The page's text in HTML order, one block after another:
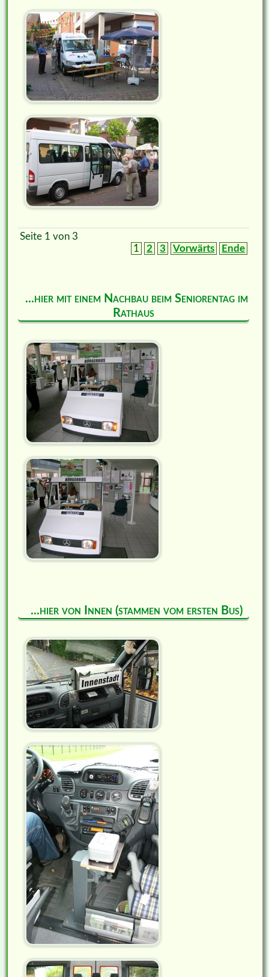
Seite 1 von 3
1
2 3 Vorwärts Ende
...hier mit einem Nachbau beim Seniorentag im
Rathaus
...hier von Innen (stammen vom ersten Bus)